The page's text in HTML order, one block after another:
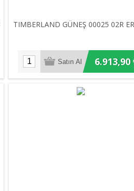
TIMBERLAND GÜNEŞ 00025 02R
6.913,90